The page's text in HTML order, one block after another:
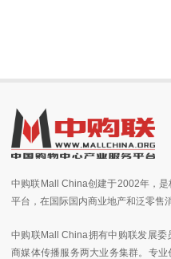
中购联Mall China创建于2002年，
平台，在国际国内商业地产和泛零售
中购联Mall China拥有中购联发展
商媒体传播服务两大业务集群。专